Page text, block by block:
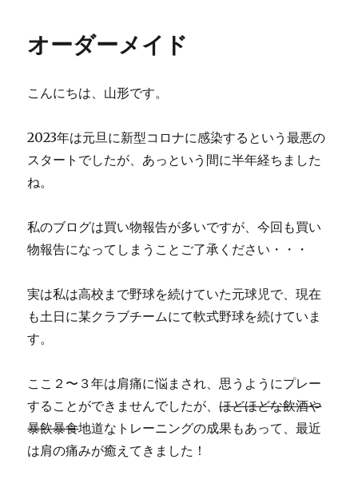
ー
オーダーメイド
こんにちは、山形です。
2023年は元旦に新型コロナに感染するという最悪の
スタートでしたが、あっという間に半年経ちました
ね。
私のブログは買い物報告が多いですが、今回も買い
物報告になってしまうことご了承ください・・・
実は私は高校まで野球を続けていた元球児で、現在
も土日に某クラブチームにて軟式野球を続けていま
す。
ここ２〜３年は肩痛に悩まされ、思うようにプレー
することができませんでしたが、ほどほどな飲酒や
暴飲暴食地道なトレーニングの成果もあって、最近
は肩の痛みが癒えてきました！